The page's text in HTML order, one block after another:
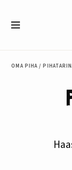
OMA PIHA /